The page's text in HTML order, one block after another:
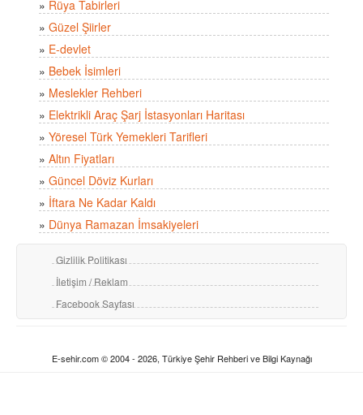
» Rüya Tabirleri
» Güzel Şiirler
» E-devlet
» Bebek İsimleri
» Meslekler Rehberi
» Elektrikli Araç Şarj İstasyonları Haritası
» Yöresel Türk Yemekleri Tarifleri
» Altın Fiyatları
» Güncel Döviz Kurları
» İftara Ne Kadar Kaldı
» Dünya Ramazan İmsakiyeleri
Gizlilik Politikası
İletişim / Reklam
Facebook Sayfası
E-sehir.com © 2004 - 2026, Türkiye Şehir Rehberi ve Bilgi Kaynağı